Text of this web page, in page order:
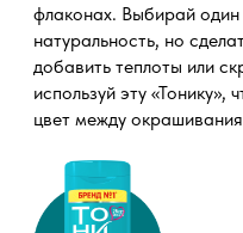
флаконах. Выбирай один
натуральность, но
добавить теплоты или
используй эту
цвет между